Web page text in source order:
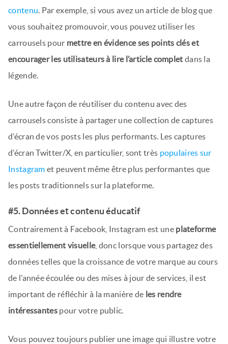
contenu . Par exemple, si vous avez un article de blog que
vous souhaitez promouvoir, vous pouvez utiliser les
carrousels pour mettre en évidence ses points cléset
encourager les utilisateurs à lire l’article complet dans la
légende.
Une autre façon de réutiliser du contenu avec des
carrousels consiste à partager une collection de captures
d’écran de vos posts les plus performants. Les captures
d’écran Twitter/X, en particulier, sont très populaires sur
Instagram et peuvent même être plus performantes que
les posts traditionnels sur la plateforme.
#5. Données et contenu éducatif
Contrairement à Facebook, Instagram est une plateforme
essentiellement visuelle, donc lorsque vous partagez des
données telles que la croissance de votre marque au cours
de l’année écoulée ou des mises à jour de services, il est
important de réfléchir à la manière de les rendre
intéressantespour votre public.
Vous pouvez toujours publier une image qui illustre votre